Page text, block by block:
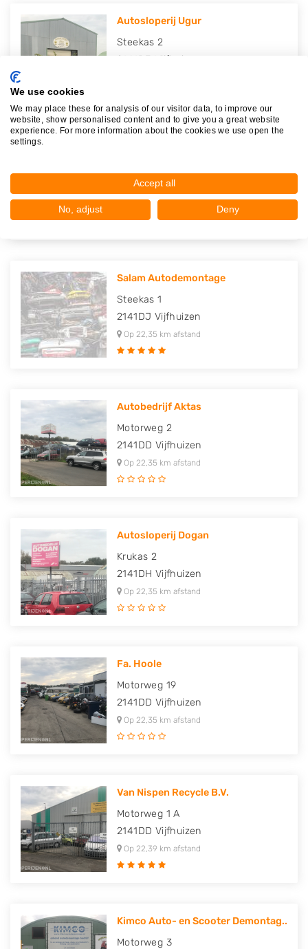
Autosloperij Ugur
Steekas 2
2141DJ
Vijfhuizen
Krukas 1
2141DH Vijfhuizen
Salam Autodemontage
Steekas 1
2141DJ Vijfhuizen
Op 22,35 km afstand
Autobedrijf Aktas
Motorweg 2
2141DD Vijfhuizen
Op 22,35 km afstand
Autosloperij Dogan
Krukas 2
2141DH Vijfhuizen
Op 22,35 km afstand
Fa. Hoole
Motorweg 19
2141DD Vijfhuizen
Op 22,35 km afstand
Van Nispen Recycle B.V.
Motorweg 1 A
2141DD Vijfhuizen
Op 22,39 km afstand
Kimco Auto- en Scooter Demontag..
Motorweg 3
We use cookies
We may place these for analysis of our visitor data, to improve our
website, show personalised content and to give you a great website
experience. For more information about the cookies we use open the
settings.
Accept all
No, adjust Deny